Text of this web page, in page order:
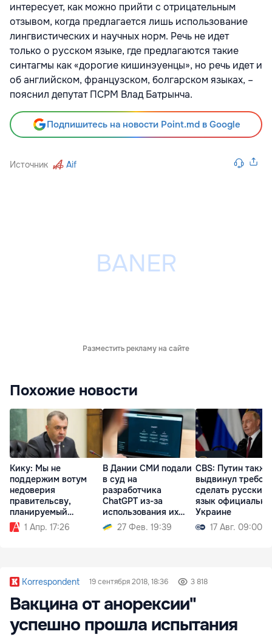
интересует, как можно прийти с отрицательным
отзывом, когда предлагается лишь использование
лингвистических и научных норм. Речь не идет
только о русском языке, где предлагаются такие
синтагмы как «дорогие кишинэуенцы», но речь идет и
об английском, французском, болгарском языках, –
пояснил депутат ПСРМ Влад Батрынча.
Подпишитесь на новости Point.md в Google
Источник Aif
Разместить рекламу на сайте
Похожие новости
Кику: Мы не
поддержим вотум
недоверия
правительсву,
планируемый
социалистами
1 Апр. 17:26
В Дании СМИ подали
в суд на
разработчика
ChatGPT из-за
использования их
контента
27 Фев. 19:39
CBS: Путин также
выдвинул
сделать русский
язык
Украине
17 Авг. 09:00
Korrespondent 19 сентября 2018, 18:36 3 818
Вакцина от анорексии"
успешно прошла испытания